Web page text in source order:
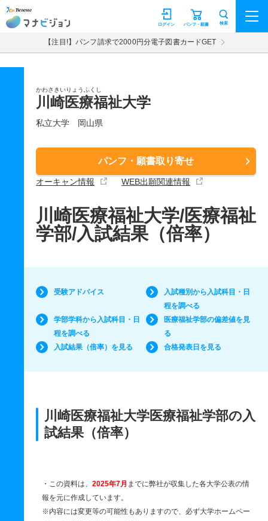
マナビジョン パンフ・願書
ログイン 検索
【注目!】パンフ請求で2000円分電子図書カードGET
かわさきいりょうふくし
川崎医療福祉大学
私立大学 岡山県
パンフ・願書取り寄せ
オーキャン情報 WEB出願関連情報
川崎医療福祉大学/医療福祉
学部/入試結果（倍率）
受験アドバイス
入試種別から入試科目・日
程を調べる
学部学科から入試科目・日
程を調べる
医療福祉学部の偏差値を見
る
入試結果（倍率）を見る
合格発表日を見る
川崎医療福祉大学医療福祉学部の入
試結果（倍率）
・この資料は、 2025年7月 までに弊社が収集した各大学公表の情
報を元に作成しています。
※内容には変更等の可能性もありますので、必ず大学ホームペー